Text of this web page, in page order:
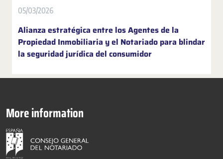
05/03/2026
Alianza estratégica entre los Agentes de la
Propiedad Inmobiliaria y el Notariado para blindar
la seguridad jurídica del consumidor
More information